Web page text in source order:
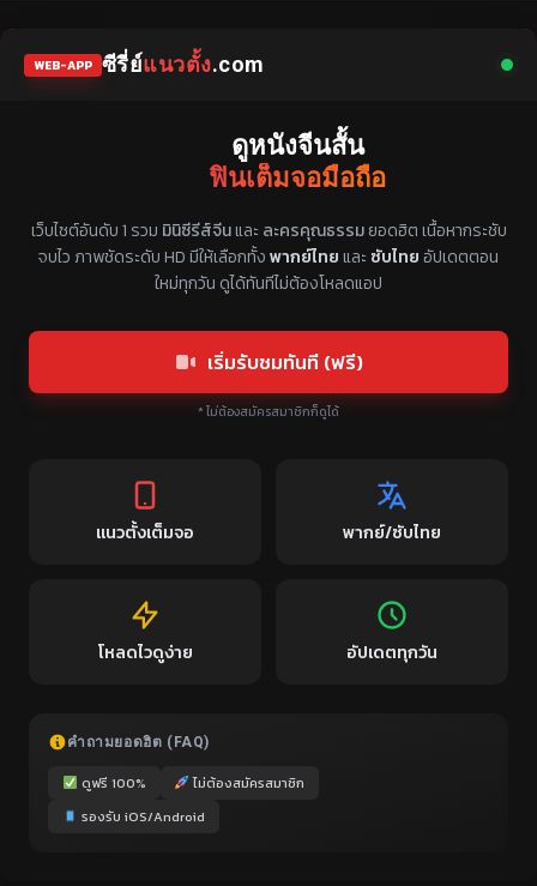
WEB-APP ซีรี่ย์แนวตั้ง.com
ดูหนังจีนสั้น
ฟินเต็มจอมือถือ
แหล่งรวมซีรี่ย์จีนแนวตั้ง พากย์ไทย ซับไทย
เว็บไซต์อันดับ 1 รวม มินิซีรีส์จีนและ ละครคุณธรรมยอดฮิต เนื้อหากระชับ
จบไว ภาพชัดระดับ HD มีให้เลือกทั้งพากย์ไทยและ ซับไทยอัปเดตตอน
ใหม่ทุกวัน ดูได้ทันทีไม่ต้องโหลดแอป
เริ่มรับชมทันที (ฟรี)
* ไม่ต้องสมัครสมาชิกก็ดูได้
แนวตั้งเต็มจอ พากย์/ซับไทย
โหลดไวดูง่าย อัปเดตทุกวัน
คำถามยอดฮิต (FAQ)
ดูฟรี 100%
ไม่ต้องสมัครสมาชิก
รองรับ iOS/Android